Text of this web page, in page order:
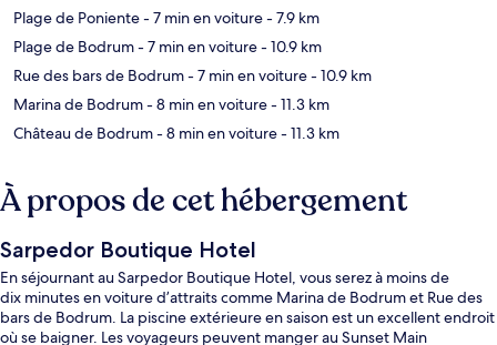
Plage de Poniente- 7 min en voiture- 7.9 km
Plage de Bodrum- 7 min en voiture- 10.9 km
Rue des bars de Bodrum- 7 min en voiture- 10.9 km
Marina de Bodrum- 8 min en voiture- 11.3 km
Château de Bodrum- 8 min en voiture- 11.3 km
À propos de cet hébergement
Sarpedor Boutique Hotel
En séjournant au Sarpedor Boutique Hotel, vous serez à moins de
dix minutes en voiture d’attraits comme Marina de Bodrum et Rue des
bars de Bodrum. La piscine extérieure en saison est un excellent endroit
où se baigner. Les voyageurs peuvent manger au Sunset Main